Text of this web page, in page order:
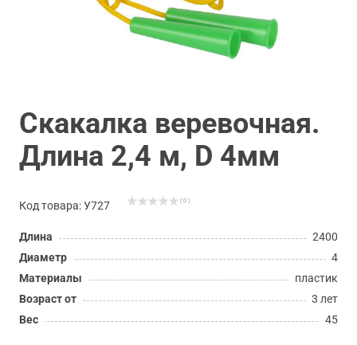
Скакалка веревочная.
Длина 2,4 м, D 4мм
Код товара: У727 ( 0 )
Длина
2400
Диаметр
4
Материалы
пластик
Возраст от
3 лет
Вес
45